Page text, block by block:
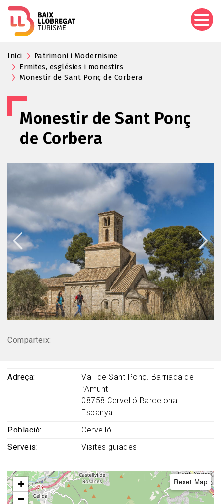
Inici
Patrimoni i Modernisme
Ermites, esglésies i monestirs
Monestir de Sant Ponç de Corbera
Monestir de Sant Ponç
de Corbera
Comparteix:
Adreça
Vall de Sant Ponç. Barriada de
l’Amunt
08758 Cervelló Barcelona
Espanya
Població
Cervelló
Serveis
Visites guiades
+
−
Reset Map